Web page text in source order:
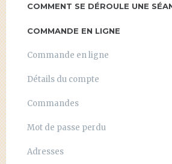
COMMENT SE DÉROULE UNE
COMMANDE EN LIGNE
Commande en ligne
Détails du compte
Commandes
Mot de passe perdu
Adresses